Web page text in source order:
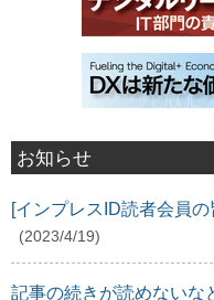
お知らせ
[インプレスID読者会員
(2023/4/19)
記事の続きが読めないな